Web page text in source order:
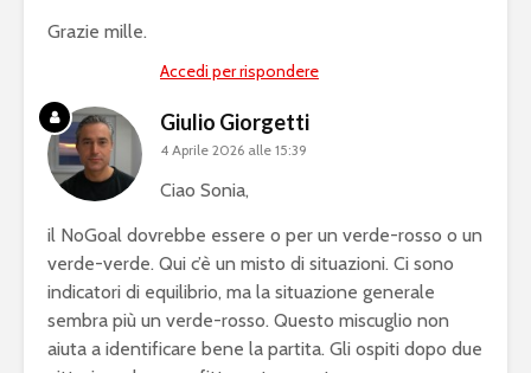
Grazie mille.
Accedi per rispondere
Giulio Giorgetti
4 Aprile 2026 alle 15:39
Ciao Sonia,
il NoGoal dovrebbe essere o per un verde-rosso o un
verde-verde. Qui c’è un misto di situazioni. Ci sono
indicatori di equilibrio, ma la situazione generale
sembra più un verde-rosso. Questo miscuglio non
aiuta a identificare bene la partita. Gli ospiti dopo due